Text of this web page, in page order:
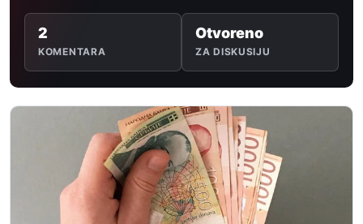
2
KOMENTARA
Otvoreno
ZA DISKUSIJU